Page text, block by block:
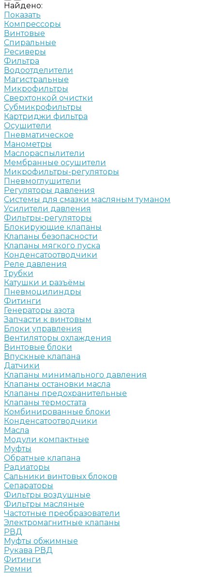
Найдено:
Показать
Компрессоры
Винтовые
Спиральные
Ресиверы
Фильтра
Водоотделители
Магистральные
Микрофильтры
Сверхтонкой очистки
Субмикрофильтры
Картриджи фильтра
Осушители
Пневматическое
Манометры
Маслораспылители
Мембранные осушители
Микрофильтры-регуляторы
Пневмоглушители
Регуляторы давления
Системы для смазки масляным туманом
Усилители давления
Фильтры-регуляторы
Блокирующие клапаны
Клапаны безопасности
Клапаны мягкого пуска
Конденсатоотводчики
Реле давления
Трубки
Катушки и разъёмы
Пневмоцилиндры
Фитинги
Генераторы азота
Запчасти к винтовым
Блоки управления
Вентиляторы охлаждения
Винтовые блоки
Впускные клапана
Датчики
Клапаны минимального давления
Клапаны остановки масла
Клапаны предохранительные
Клапаны термостата
Комбинированные блоки
Конденсатоотводчики
Масла
Модули компактные
Муфты
Обратные клапана
Радиаторы
Сальники винтовых блоков
Сепараторы
Фильтры воздушные
Фильтры масляные
Частотные преобразователи
Электромагнитные клапаны
РВД
Муфты обжимные
Рукава РВД
Фитинги
Ремни